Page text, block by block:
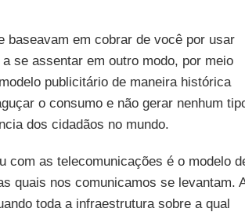
baseavam em cobrar de você por usar
se assentar em outro modo, por meio
publicitário de maneira histórica
o consumo e não gerar nenhum
dos cidadãos no mundo.
com as telecomunicações é o modelo
quais nos comunicamos se levantam.
toda a infraestrutura sobre a qual